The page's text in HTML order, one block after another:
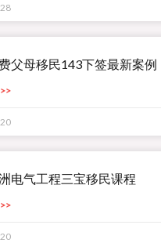
父母移民143下签最新案例
电气工程三宝移民课程